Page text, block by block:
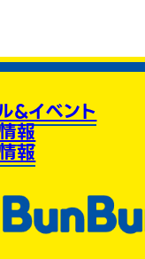
&イベント
報
報